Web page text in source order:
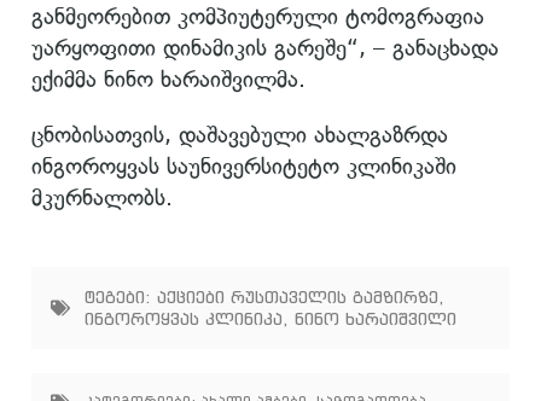
განმეორებით კომპიუტერული ტომოგრაფია
უარყოფითი დინამიკის გარეშე“, – განაცხადა
ექიმმა ნინო ხარაიშვილმა.
ცნობისათვის, დაშავებული ახალგაზრდა
ინგოროყვას საუნივერსიტეტო კლინიკაში
მკურნალობს.
ტეგები: აქციები რუსთაველის გამზირზე
ინგოროყვას კლინიკა
ნინო ხარაიშვილი